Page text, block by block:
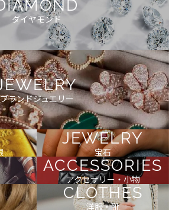
ダイヤモンド
ブランドジュエリー
JEWELRY
宝石
ACCESSORIES
アクセサリー・小物
CLOTHES
洋服・靴